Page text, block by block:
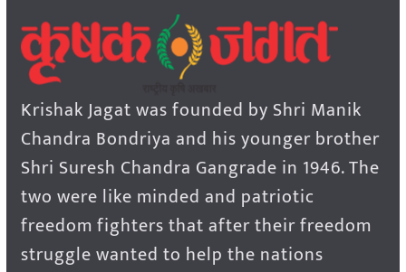
Krishak Jagat was founded by Shri Manik
Chandra Bondriya and his younger brother
Shri Suresh Chandra Gangrade in 1946. The
two were like minded and patriotic
freedom fighters that after their freedom
struggle wanted to help the nations